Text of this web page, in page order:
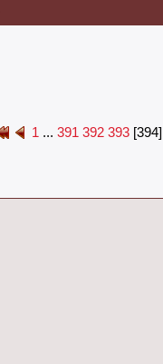
1 ... 391 392 393 [394]